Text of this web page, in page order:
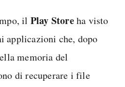
il Play Storeha visto
applicazioni che, dopo
memoria del
di recuperare i file